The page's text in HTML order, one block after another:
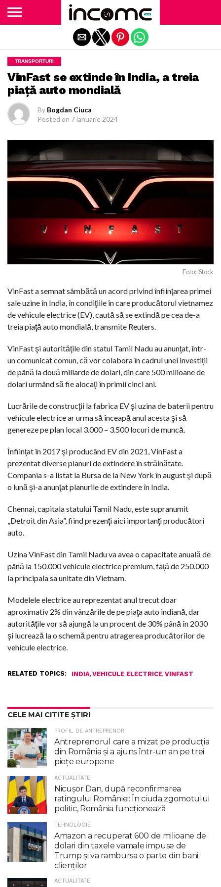
TRANSPORTURI
VinFast se extinde în India, a treia
piaţă auto mondială
By Bogdan Ciuca
Posted on 7 ianuarie 2024
Foto: iStock
VinFast a semnat sâmbătă un acord privind înfiinţarea primei
sale uzine în India, în condiţiile în care producătorul vietnamez
de vehicule electrice (EV), caută să se extindă pe cea de-a
treia piaţă auto mondială, transmite Reuters.
VinFast şi autorităţile din statul Tamil Nadu au anunţat, într-
un comunicat comun, că vor colabora în cadrul unei investiţii
de până la două miliarde de dolari, din care 500 milioane de
dolari urmând să fie alocaţi în primii cinci ani.
Lucrările de construcţii la fabrica EV şi uzina de baterii pentru
vehicule electrice ar urma să înceapă anul acesta şi să
genereze pe plan local 3.000 – 3.500 locuri de muncă.
Înfiinţat în 2017 şi producând EV din 2021, VinFast a
prezentat diverse planuri de extindere în străinătate.
Compania s-a listat la Bursa de la New York în august şi după
o lună şi-a anunţat planurile de extindere în India.
Chennai, capitala statului Tamil Nadu, este supranumit
„Detroit din Asia”, fiind prezenţi aici importanţi producători
auto.
Uzina VinFast din Tamil Nadu va avea o capacitate anuală de
până la 150.000 vehicule electrice premium, faţă de 250.000
la principala sa unitate din Vietnam.
Modelele electrice au reprezentat anul trecut doar
aproximativ 2% din vânzările de pe piaţa auto indiană, dar
autorităţile vor să ajungă la un procent de 30% până în 2030
şi lucrează la o schemă pentru atragerea producătorilor de
vehicule electrice.
RELATED TOPICS: INDIA, VEHICULE ELECTRICE, VINFAST
CELE MAI CITITE ȘTIRI
PROFIL DE ANTREPRENOR
Antreprenorul care a mizat pe producția
din România și a ajuns într-un an pe trei
piețe europene
ACTUALITATE
Nicuşor Dan, după reconfirmarea
ratingului României: În ciuda zgomotului
politic, România funcţionează
TEHNOLOGIE
Amazon a recuperat 600 de milioane de
dolari din taxele vamale impuse de
Trump şi va rambursa o parte din bani
clienţilor
ACTUALITATE
Exit mobile version